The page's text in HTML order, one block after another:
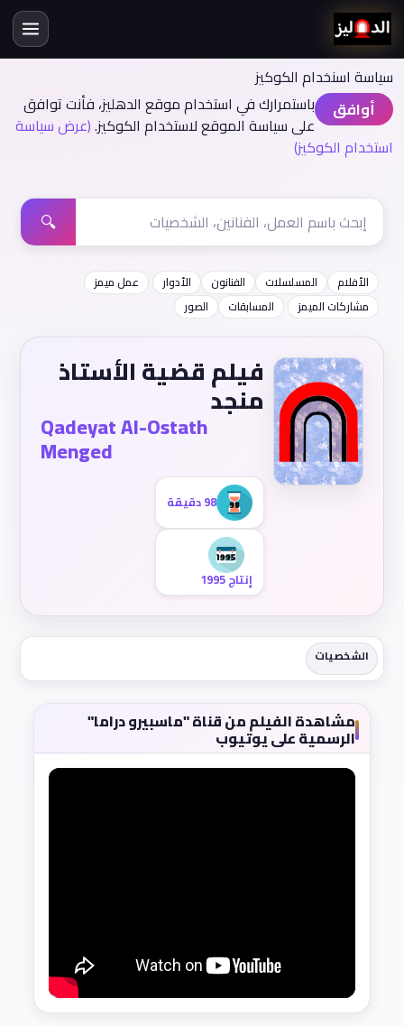
سياسة اسنخدام الكوكيز
أوافق
باستمرارك في استخدام موقع الدهليز، فأنت توافق
على سياسة الموقع لاستخدام الكوكيز.(عرض سياسة
استخدام الكوكيز)
🔍
الأفلام المسلسلات الفنانون الأدوار
عمل ميمز
مشاركات الميمز
المسابقات الصور
فيلم قضية الأستاذ
منجد
Qadeyat Al-Ostath
Menged
98 دقيقة
إنتاج 1995
الشخصيات
مشاهدة الفيلم من قناة "ماسبيرو دراما"
الرسمية على يوتيوب